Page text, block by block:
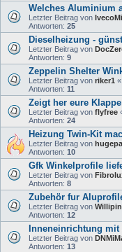
Welches Aluminium
Letzter Beitrag von
Antworten: 25
Dieselheizung -
Letzter Beitrag von
Antworten: 9
Zeppelin Shelter
Letzter Beitrag von riker1 «
Antworten: 11
Zeigt her eure
Letzter Beitrag von flyfree
Antworten: 24
Heizung Twin-Kit
Letzter Beitrag von
Antworten: 10
Gfk Winkelprofile
Letzter Beitrag von
Antworten: 8
Zubehör fur
Letzter Beitrag von
Antworten: 12
Inneneinrichtung
Letzter Beitrag von
Antworten: 13